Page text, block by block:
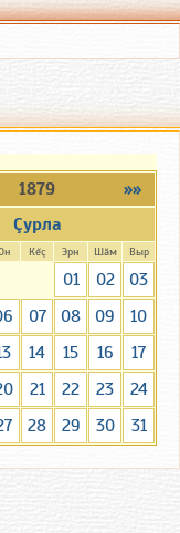
»»
1879
Çурла
Кĕç Эрн Шăм Выр
01 02
03
07 08 09
10
14 15 16
17
21 22 23
24
28 29 30 31